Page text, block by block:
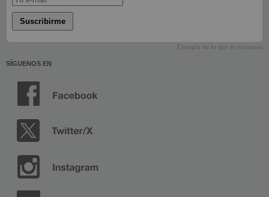
Suscribirme
Ejemplo de lo que te enviamos
SÍGUENOS EN